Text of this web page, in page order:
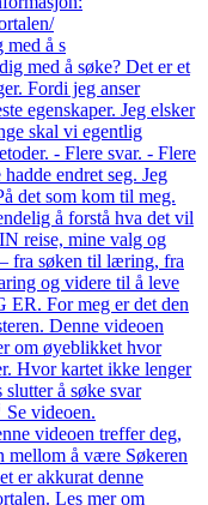
med å s